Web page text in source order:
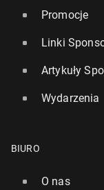
Promocje
Linki
Artykuły
Wydarzenia
BIURO
O nas